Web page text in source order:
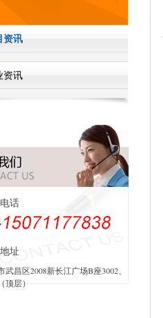
资讯
资讯
话
址
武昌区2008新长江广场B座3002、
顶层）